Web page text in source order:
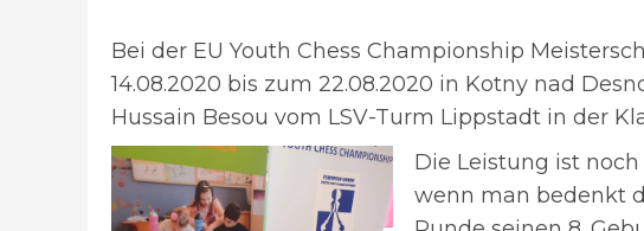
Bei der EU Youth Chess Championship
14.08.2020 bis zum 22.08.2020 in Kotny nad
Hussain Besou vom LSV-Turm Lippstadt in der
Die Leistung ist
wenn man bedenkt